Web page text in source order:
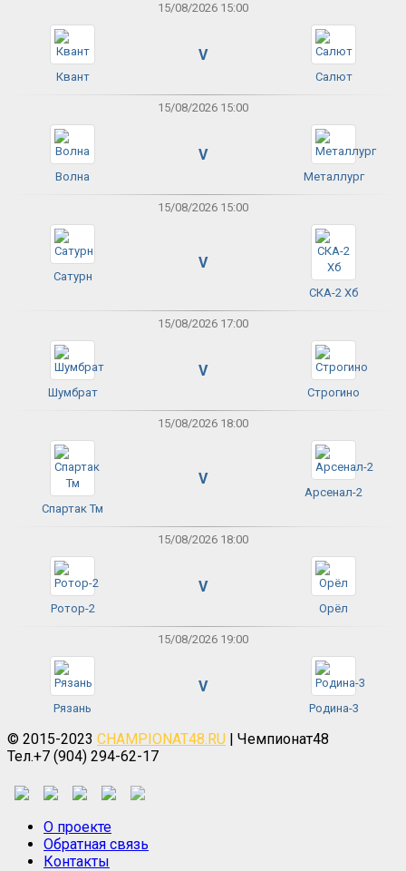
15/08/2026 15:00
Квант
V
Салют
15/08/2026 15:00
Волна
V
Металлург
15/08/2026 15:00
Сатурн
V
СКА-2 Хб
15/08/2026 17:00
Шумбрат
V
Строгино
15/08/2026 18:00
Спартак Тм
V
Арсенал-2
15/08/2026 18:00
Ротор-2
V
Орёл
15/08/2026 19:00
Рязань
V
Родина-3
© 2015-2023 CHAMPIONAT48.RU | Чемпионат48
Тел.+7 (904) 294-62-17
О проекте
Обратная связь
Контакты